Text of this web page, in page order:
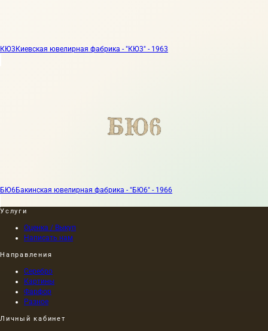
КЮ3Киевская ювелирная фабрика - "КЮ3" - 1963
БЮ6Бакинская ювелирная фабрика - "БЮ6" - 1966
Услуги
Оценка / Выкуп
Написать нам
Направления
Серебро
Картины
Фарфор
Разное
Личный кабинет